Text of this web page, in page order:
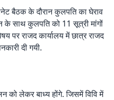
बैठक के दौरान कुलपति का घेराव
के साथ कुलपति को 11 सूत्री मांगों
पर राजद कार्यालय में छात्र राजद
दी गयी.
को लेकर बाध्य होंगे. जिसमें विवि में